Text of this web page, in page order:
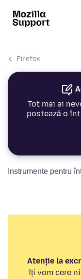
Firefox
Tot mai ai
postează o
Instrumente pentru
Atenție la
îți vom cere